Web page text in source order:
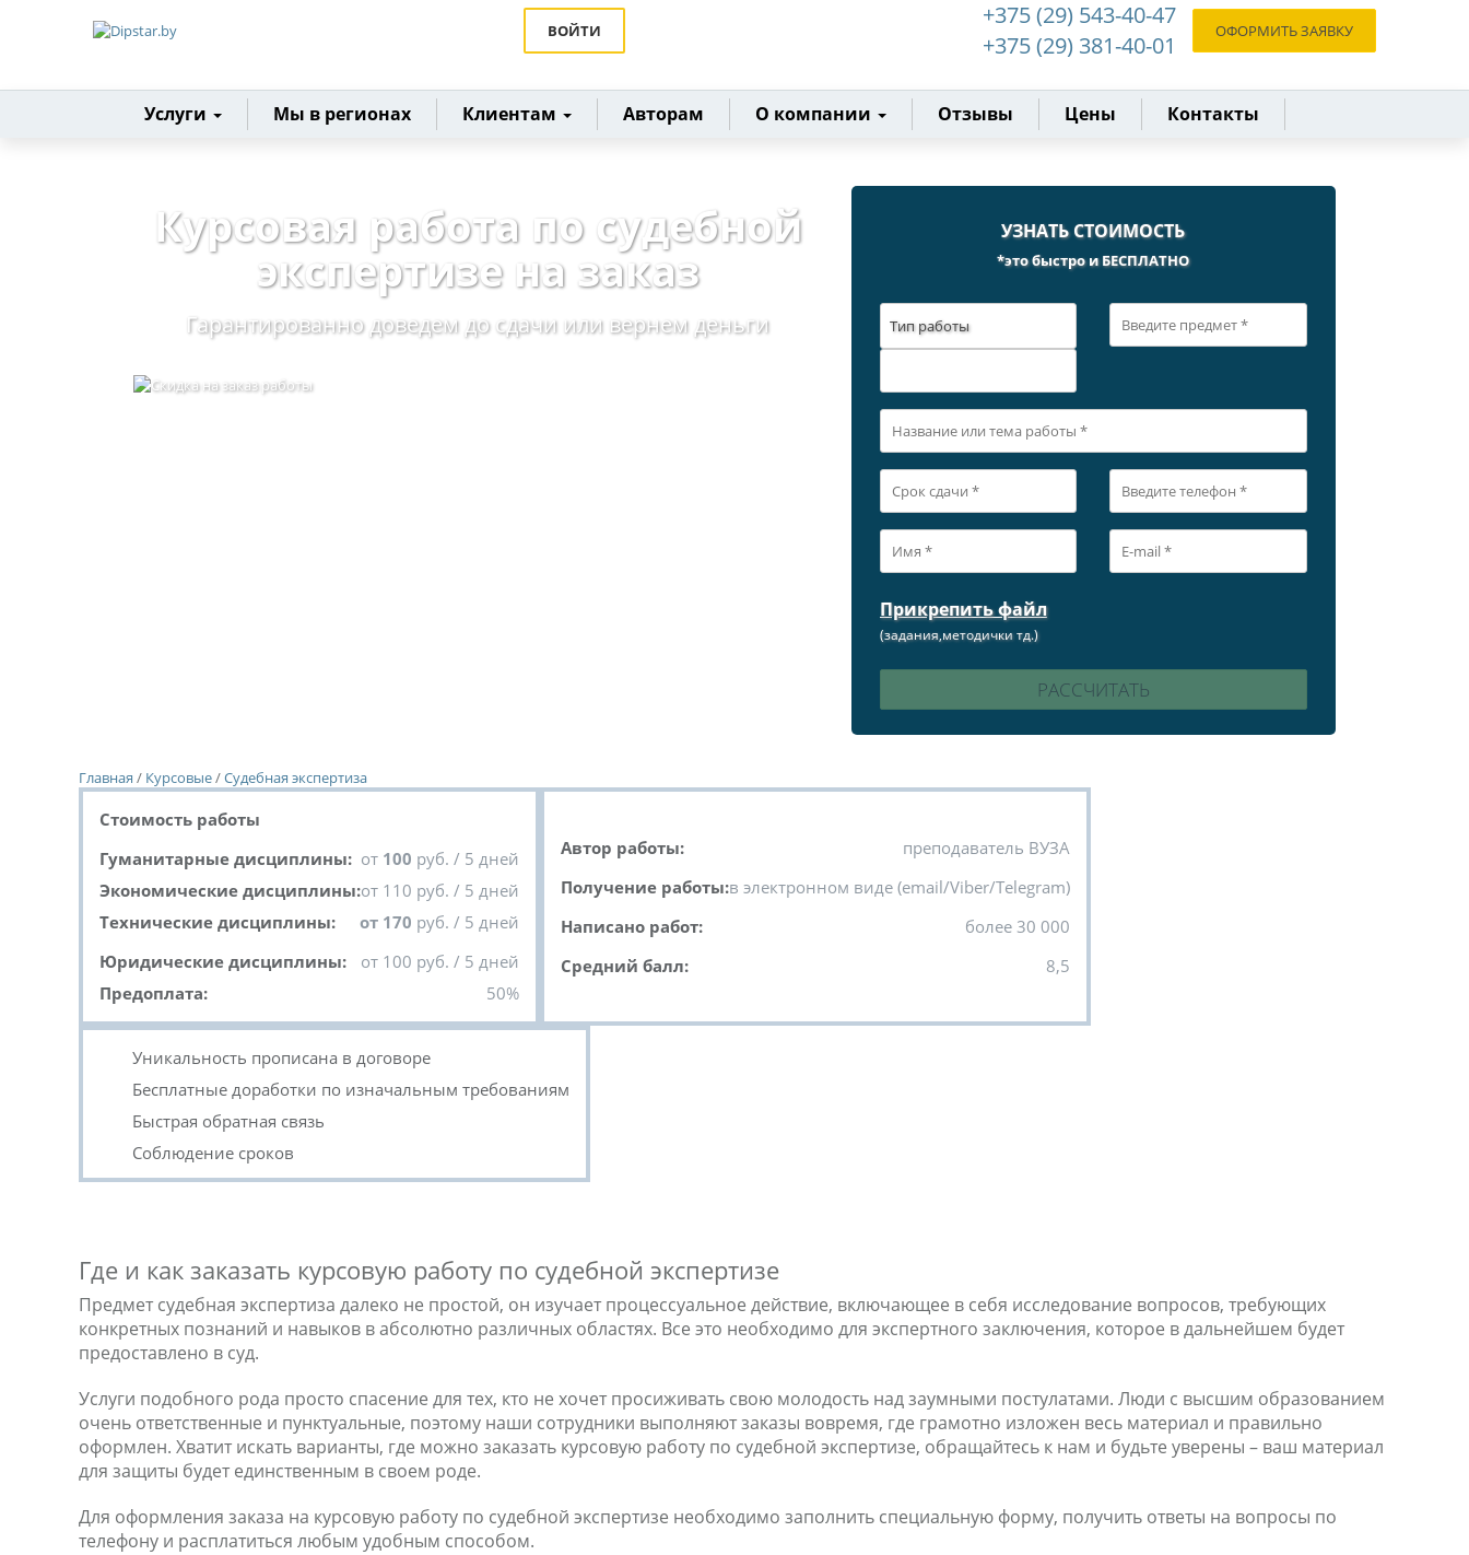
ВОЙТИ
+375 (29) 543-40-47
+375 (29) 381-40-01
ОФОРМИТЬ ЗАЯВКУ
Главная
Услуги Мы в регионах Клиентам Авторам О компании Отзывы Цены Контакты
Курсовая работа по судебной
экспертизе на заказ
Гарантированно доведем до сдачи или вернем деньги
УЗНАТЬ СТОИМОСТЬ
*это быстро и БЕСПЛАТНО
Тип работы
Прикрепить файл
(задания,методички тд.)
Главная / Курсовые/Судебная экспертиза
Стоимость работы
Гуманитарные дисциплины: от 100 руб. / 5 дней
Экономические дисциплины:от 110 руб. / 5 дней
Технические дисциплины:
от 170 руб. / 5 дней
Юридические дисциплины:
от 100 руб. / 5 дней
Предоплата:
50%
Автор работы:
преподаватель ВУЗА
Получение работы:в электронном виде (email/Viber/Telegram)
Написано работ:
более 30 000
Средний балл:
8,5
Уникальность прописана в договоре
Бесплатные доработки по изначальным требованиям
Быстрая обратная связь
Соблюдение сроков
Где и как заказать курсовую работу по судебной экспертизе
Предмет судебная экспертиза далеко не простой, он изучает процессуальное действие, включающее в себя исследование вопросов, требующих
конкретных познаний и навыков в абсолютно различных областях. Все это необходимо для экспертного заключения, которое в дальнейшем будет
предоставлено в суд.
Услуги подобного рода просто спасение для тех, кто не хочет просиживать свою молодость над заумными постулатами. Люди с высшим образованием
очень ответственные и пунктуальные, поэтому наши сотрудники выполняют заказы вовремя, где грамотно изложен весь материал и правильно
оформлен. Хватит искать варианты, где можно заказать курсовую работу по судебной экспертизе, обращайтесь к нам и будьте уверены – ваш материал
для защиты будет единственным в своем роде.
Для оформления заказа на курсовую работу по судебной экспертизе необходимо заполнить специальную форму, получить ответы на вопросы по
телефону и расплатиться любым удобным способом.